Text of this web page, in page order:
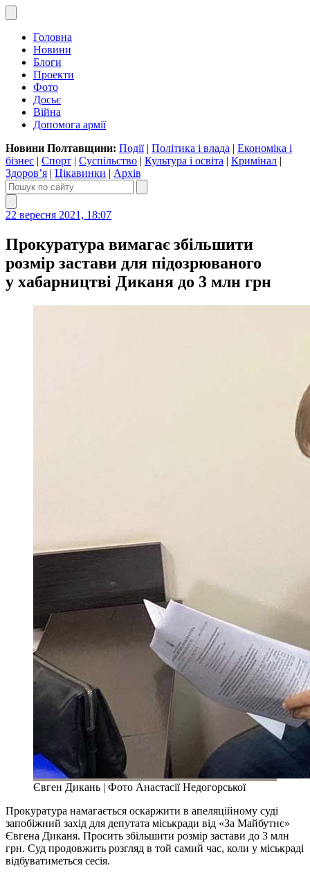
Головна
Новини
Блоги
Проекти
Фото
Досьє
Війна
Допомога армії
Новини Полтавщини: Події| Політика і влада | Економіка і
бізнес | Спорт | Суспільство | Культура і освіта | Кримінал |
Здоров’я | Цікавинки | Архів
22 вересня 2021, 18:07
Прокуратура вимагає збільшити
розмір застави для підозрюваного
у хабарництві Диканя до 3 млн грн
Євген Дикань | Фото Анастасії Недогорської
Прокуратура намагається оскаржити в апеляційному суді
запобіжний захід для депутата міськради від «За Майбутнє»
Євгена Диканя. Просить збільшити розмір застави до 3 млн
грн. Суд продовжить розгляд в той самий час, коли у міськраді
відбуватиметься сесія.